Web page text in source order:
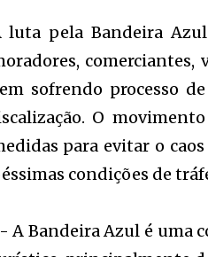
luta pela Bandeira
sofrendo processo
O
para evitar o
condições de
A Bandeira Azul é uma